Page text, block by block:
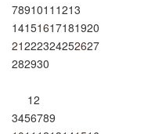
7891011 1213
14151617181920
21222324252627
282930
12
3456789